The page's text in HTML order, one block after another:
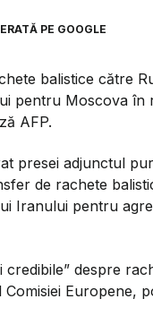
PE GOOGLE
balistice către
pentru Moscova în
AFP.
presei adjunctul
de rachete
Iranului pentru
despre
Europene,